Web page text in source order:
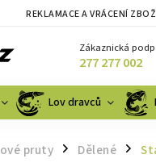
REKLAMACE A VRÁCENÍ
Zákaznická
277 277 002
Lov dravců
pruty / Dělené /